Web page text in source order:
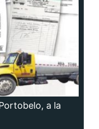
a la